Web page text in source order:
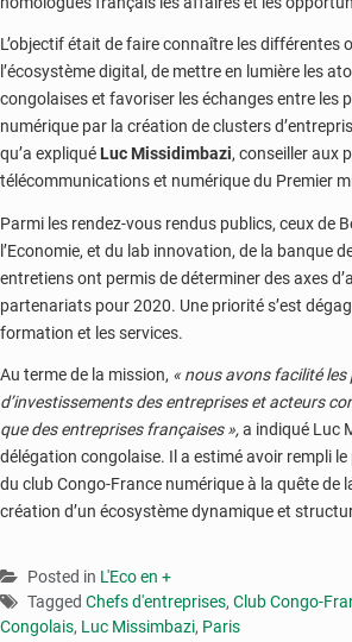
L’objectif était de faire connaître les différentes
l’écosystème digital, de mettre en lumière les
congolaises et favoriser les échanges entre les
numérique par la création de clusters
qu’a expliqué Luc Missidimbazi, conseiller aux
télécommunications et numérique du Premier
Parmi les rendez-vous rendus publics, ceux de
l’Economie, et du lab innovation, de la banque
entretiens ont permis de déterminer des axes
partenariats pour 2020. Une priorité s’est
formation et les services.
Au terme de la mission, « nous avons facilité les
d’investissements des entreprises et acteurs
que des entreprises françaises »,a indiqué Luc
délégation congolaise. Il a estimé avoir rempli
du club Congo-France numérique à la quête de
création d’un écosystème dynamique et
Posted in L'Eco en +
Tagged Chefs d'entreprises, Club Congo-
Congolais, Luc Missimbazi, Paris